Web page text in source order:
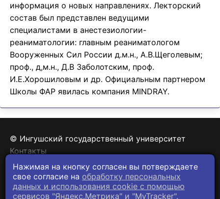
информация о новых направлениях. Лекторский
состав был представлен ведущими
специалистами в анестезиологии-
реаниматологии: главным реаниматологом
Вооруженных Сил России д.м.н., А.В.Щеголевым;
проф., д,м.н., Д.В Заболотским, проф.
И.Е.Хорошиловым и др. Официальным партнером
Школы ФАР явилась компания MINDRAY.
© Ингушский государственный университет
Контакты
Политика конфиденциальности
Нажимая на кнопку согласен вы потверждаете
свое согласие на обработку персональных
данных и использования cookie c помощью
сервисов "Яндекс.Метрика" и "MyTracker".